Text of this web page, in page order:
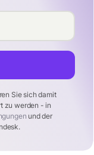
Sie sich damit
zu werden - in
und der